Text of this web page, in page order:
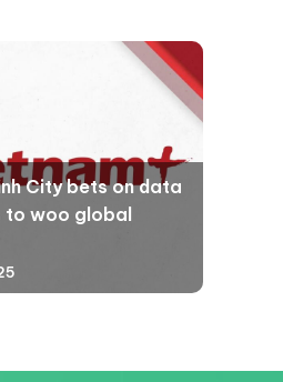
City bets on data
to woo global